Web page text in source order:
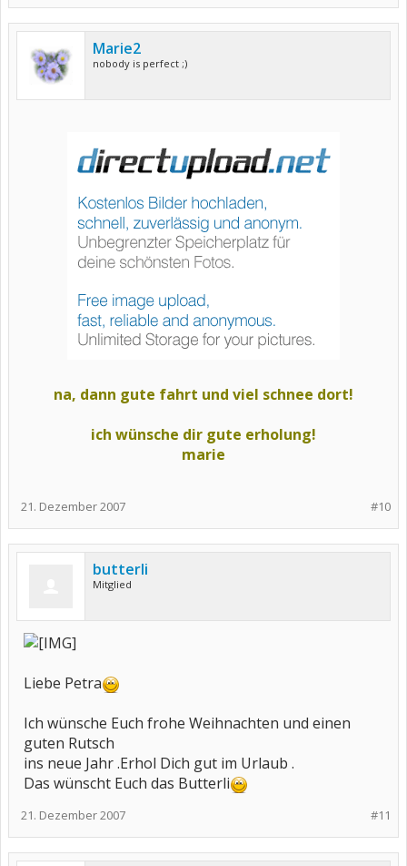
Marie2
nobody is perfect ;)
na, dann gute fahrt und viel schnee dort!
ich wünsche dir gute erholung!
marie
#10
21. Dezember 2007
butterli
Mitglied
Liebe Petra
Ich wünsche Euch frohe Weihnachten und einen
guten Rutsch
ins neue Jahr .Erhol Dich gut im Urlaub .
Das wünscht Euch das Butterli
#11
21. Dezember 2007